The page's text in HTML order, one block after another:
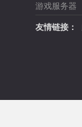
游戏服务器
友情链接：